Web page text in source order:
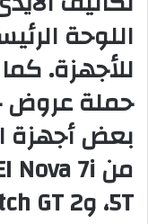
اللوحة
للأجهزة.
حملة عروض
بعض أجهزة